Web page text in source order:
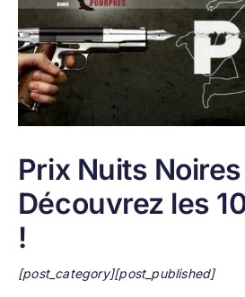
Prix Nuits
Découvrez les
!
[post_category][post_published]